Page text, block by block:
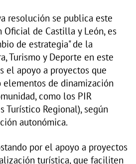
resolución se publica este
de Castilla y León, es
de estrategia" de la
Turismo y Deporte en este
el apoyo a proyectos que
elementos de dinamización
como los PIR
Turístico Regional), según
autonómica.
por el apoyo a proyectos
turística, que faciliten